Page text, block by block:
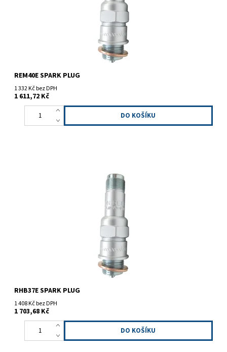
REM40E SPARK PLUG
1 332 Kč bez DPH
1 611,72 Kč
RHB37E SPARK PLUG
1 408 Kč bez DPH
1 703,68 Kč